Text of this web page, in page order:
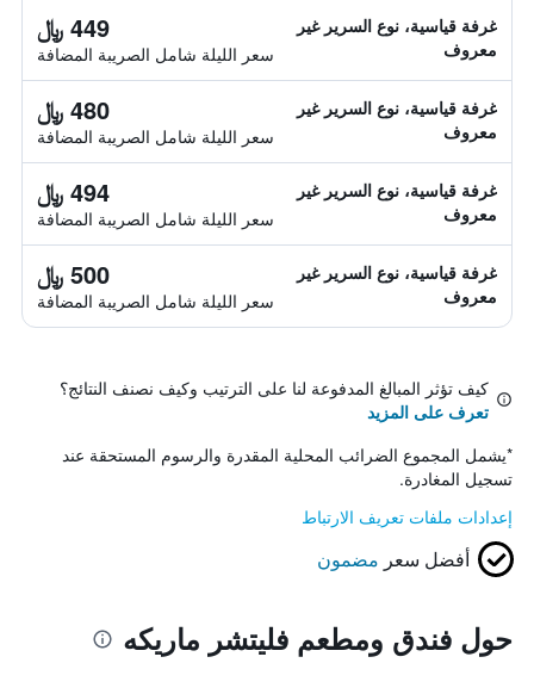
غرفة قياسية، نوع السرير غير
معروف
449 ﷼
سعر الليلة شامل الصريبة المضافة
غرفة قياسية، نوع السرير غير
معروف
480 ﷼
سعر الليلة شامل الصريبة المضافة
غرفة قياسية، نوع السرير غير
معروف
494 ﷼
سعر الليلة شامل الصريبة المضافة
غرفة قياسية، نوع السرير غير
معروف
500 ﷼
سعر الليلة شامل الصريبة المضافة
كيف تؤثر المبالغ المدفوعة لنا على الترتيب وكيف نصنف النتائج؟
تعرف على المزيد
*يشمل المجموع الضرائب المحلية المقدرة والرسوم المستحقة عند
تسجيل المغادرة.
إعدادات ملفات تعريف الارتباط
أفضل سعر مضمون
حول فندق ومطعم فليتشر ماريكه